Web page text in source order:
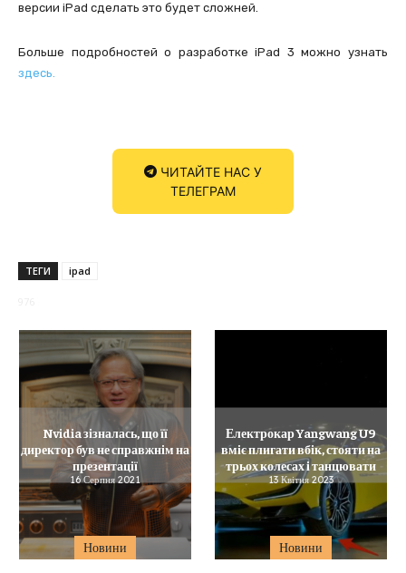
версии iPad сделать это будет сложней.
Больше подробностей о разработке iPad 3 можно узнать
здесь.
ЧИТАЙТЕ НАС У
ТЕЛЕГРАМ
ТЕГИ ipad
Новини
Nvidia зізналась, що її
директор був не справжнім на
презентації
16 Серпня 2021
Новини
Електрокар Yangwang U9
вміє плигати вбік, стояти на
трьох колесах і танцювати
13 Квітня 2023